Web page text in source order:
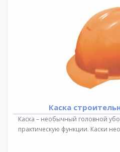
Каска
Каска – необычный головной
практическую функции. Каски